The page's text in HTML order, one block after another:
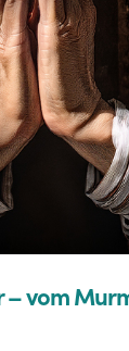
– vom